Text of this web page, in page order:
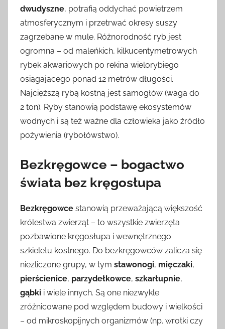
dwudyszne, potrafią oddychać powietrzem
atmosferycznym i przetrwać okresy suszy
zagrzebane w mule. Różnorodność ryb jest
ogromna – od maleńkich, kilkucentymetrowych
rybek akwariowych po rekina wielorybiego
osiągającego ponad 12 metrów długości.
Najcięższą rybą kostną jest samogłów (waga do
2 ton). Ryby stanowią podstawę ekosystemów
wodnych i są też ważne dla człowieka jako źródło
pożywienia (rybołówstwo).
Bezkręgowce – bogactwo
świata bez kręgosłupa
Bezkręgowce stanowią przeważającą większość
królestwa zwierząt – to wszystkie zwierzęta
pozbawione kręgosłupa i wewnętrznego
szkieletu kostnego. Do bezkręgowców zalicza się
niezliczone grupy, w tym stawonogi, mięczaki,
pierścienice, parzydełkowce, szkarłupnie,
gąbki i wiele innych. Są one niezwykle
zróżnicowane pod względem budowy i wielkości
– od mikroskopijnych organizmów (np. wrotki czy